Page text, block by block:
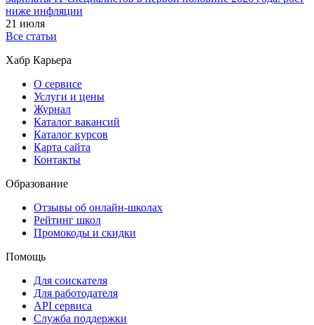
ниже инфляции
21 июля
Все статьи
Хабр Карьера
О сервисе
Услуги и цены
Журнал
Каталог вакансий
Каталог курсов
Карта сайта
Контакты
Образование
Отзывы об онлайн-школах
Рейтинг школ
Промокоды и скидки
Помощь
Для соискателя
Для работодателя
API сервиса
Служба поддержки